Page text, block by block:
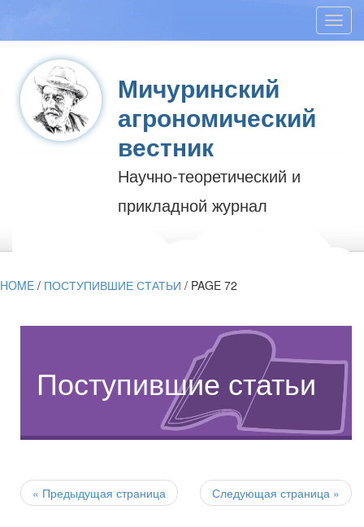
Мичуринский
агрономический
вестник
Научно-теоретический и
прикладной журнал
HOME / ПОСТУПИВШИЕ СТАТЬИ / PAGE 72
Поступившие статьи
Post
navigation Следующая страница »
« Предыдущая страница